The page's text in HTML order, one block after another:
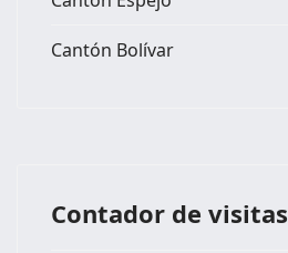
Cantón Bolívar
Contador de visitas